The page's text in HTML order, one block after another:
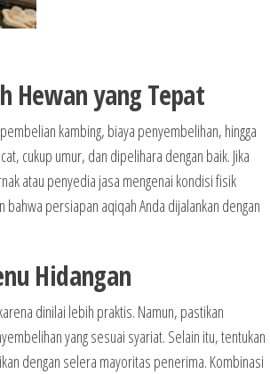
Hewan yang Tepat
kambing, biaya penyembelihan, hingga
cukup umur, dan dipelihara dengan baik. Jika
atau penyedia jasa mengenai kondisi fisik
persiapan aqiqah Anda dijalankan dengan
Hidangan
dinilai lebih praktis. Namun, pastikan
yang sesuai syariat. Selain itu, tentukan
dengan selera mayoritas penerima. Kombinasi